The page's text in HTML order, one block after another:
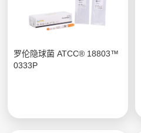
罗伦隐球菌 ATCC® 18803™
0333P